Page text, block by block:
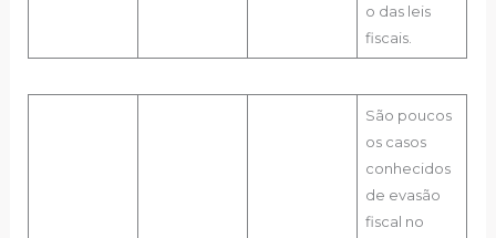
o das leis
fiscais.
São poucos
os casos
conhecidos
de evasão
fiscal no